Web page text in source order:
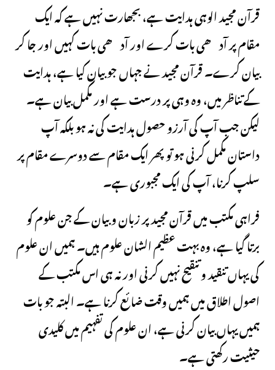
قرآن مجید الوہی ہدایت ہے، بجھارت نہیں ہے کہ ایک
مقام پر آدھی بات کرے اور آدھی بات کہیں اور جا کر
بیان کرے۔ قرآن مجید نے جہاں جو بیان کیا ہے، ہدایت
کے تناظر میں، وہ وہی پر درست ہے اور مکمل بیان ہے۔
لیکن جب آپ کی آرزو حصول ہدایت کی نہ ہو بلکہ آپ
داستان مکمل کرنی ہو تو پھر ایک مقام سے دوسرے مقام پر
سلپ کرنا، آپ کی ایک مجبوری ہے۔
فراہی مکتب میں قرآن مجید پر زبان و بیان کے جن علوم کو
برتا گیا ہے، وہ بہت عظیم الشان علوم ہیں۔ ہمیں ان علوم
کی یہاں تنقید و تنقیح نہیں کرنی اور نہ ہی اس مکتب کے
اصول اطلاق میں ہمیں وقت ضائع کرنا ہے۔ البتہ جو بات
ہمیں یہاں بیان کرنی ہے، ان علوم کی تفہیم میں کلیدی
حیثیت رکھتی ہے۔